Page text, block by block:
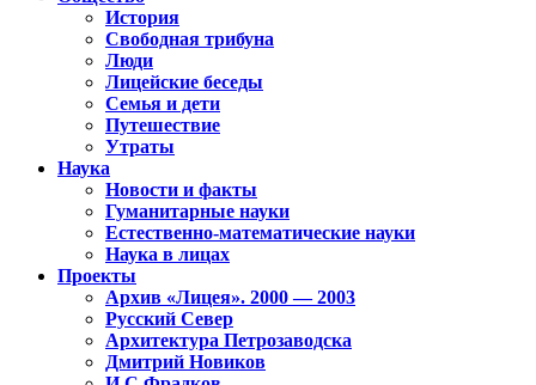
История
Свободная трибуна
Люди
Лицейские беседы
Семья и дети
Путешествие
Утраты
Наука
Новости и факты
Гуманитарные науки
Естественно-математические науки
Наука в лицах
Проекты
Архив «Лицея». 2000 — 2003
Русский Север
Архитектура Петрозаводска
Дмитрий Новиков